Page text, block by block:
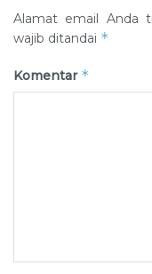
Alamat email Anda
wajib ditandai *
Komentar *